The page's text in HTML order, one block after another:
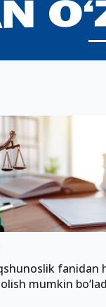
fanidan
mumkin